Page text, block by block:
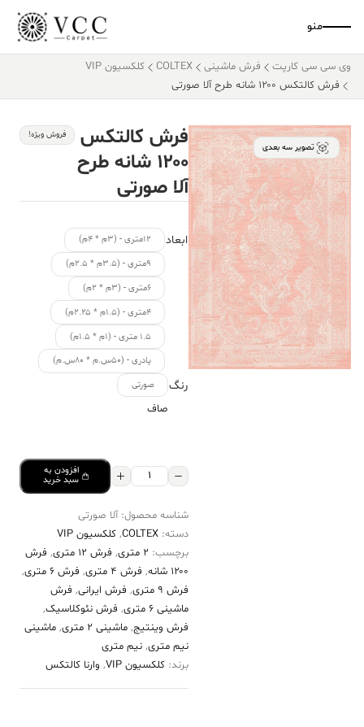
منو
وی سی سی کارپت فرش ماشینی COLTEX
کلکسیون VIP
فرش کالتکس ۱۲۰۰ شانه طرح آلا صورتی
تصویر سه بعدی
فرش کالتکس
۱۲۰۰ شانه طرح
آلا صورتی
فروش ویژه!
ابعاد
۱۲متری - (۳م * ۴م)
۹متری - (۳.۵م * ۲.۵م)
۶متری - (۳م * ۲م)
۴متری - (۱.۵م * ۲.۲۵م)
۱.۵ متری - (۱م * ۱.۵م)
پادری - (۵۰س.م * ۸۰س.م)
رنگ صورتی
صاف
فرش
۱۲۰۰
طرح
آلا
صورتی
عدد
افزودن به
سبد خرید
شناسه محصول:آلا صورتی
دسته: COLTEX
, کلکسیون VIP
برچسب: 2 متری , فرش 12 متری , فرش
۱۲۰۰ شانه
, فرش 4 متری , فرش 6 متری
,
فرش 9 متری
, فرش ایرانی, فرش
ماشینی 6 متری
, فرش نئوکلاسیک,
فرش وینتیج, ماشینی 2 متری , ماشینی
نیم متری, نیم متری
برند: کلکسیون VIP , وارنا کالتکس